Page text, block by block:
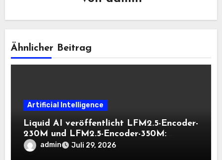
Ähnlicher Beitrag
Artificial Intelligence
Liquid AI veröffentlicht LFM2.5-Encoder-
230M und LFM2.5-Encoder-350M:
Bidirektionale Encoder, die bei 8K-
Kontext auf der CPU schnell bleiben
admin Juli 29, 2026